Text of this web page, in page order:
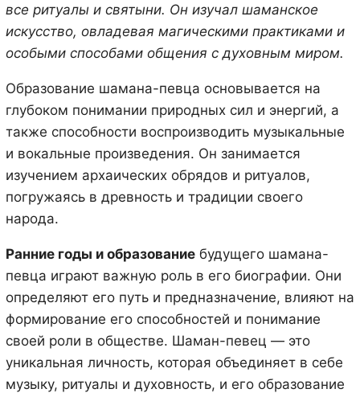
все ритуалы и святыни. Он изучал шаманское
искусство, овладевая магическими практиками и
особыми способами общения с духовным миром.
Образование шамана-певца основывается на
глубоком понимании природных сил и энергий, а
также способности воспроизводить музыкальные
и вокальные произведения. Он занимается
изучением архаических обрядов и ритуалов,
погружаясь в древность и традиции своего
народа.
Ранние годы и образованиебудущего шамана-
певца играют важную роль в его биографии. Они
определяют его путь и предназначение, влияют на
формирование его способностей и понимание
своей роли в обществе. Шаман-певец — это
уникальная личность, которая объединяет в себе
музыку, ритуалы и духовность, и его образование